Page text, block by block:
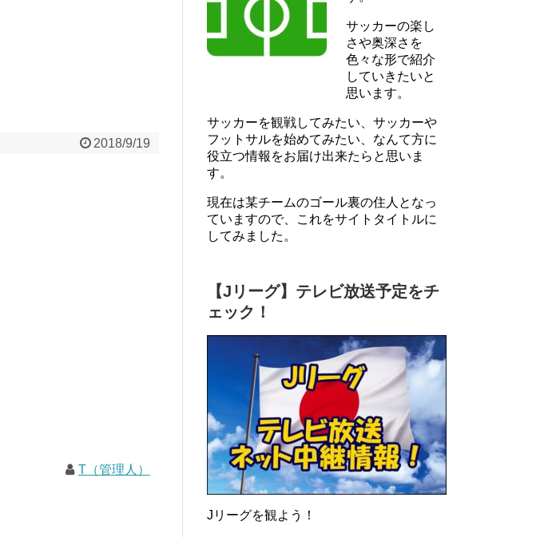
2018/9/19
T（管理人）
サッカーの楽し
さや奥深さを
色々な形で紹介
していきたいと
思います。
サッカーを観戦してみたい、サッカーや
フットサルを始めてみたい、なんて方に
役立つ情報をお届け出来たらと思いま
す。
現在は某チームのゴール裏の住人となっ
ていますので、これをサイトタイトルに
してみました。
【Jリーグ】テレビ放送予定をチ
ェック！
Jリーグを観よう！